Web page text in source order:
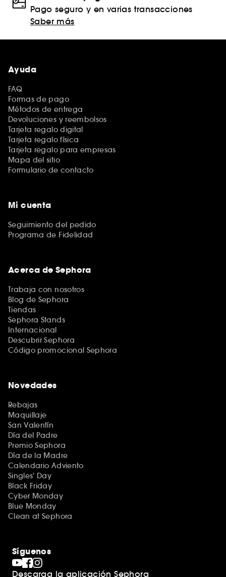
Pago seguro y en varias transacciones
Saber más
Ayuda
FAQ
Formas de pago
Métodos de entrega
Devoluciones y reembolsos
Tarjeta regalo digital
Tarjeta regalo física
Tarjeta regalo para empresas
Mapa del sitio
Formulario de contacto
Mi cuenta
Seguimiento del pedido
Programa de Fidelidad
Acerca de Sephora
Trabaja con nosotros
Blog de Sephora
Tiendas
Sephora Stands
Internacional
Descubrir Sephora
Código promocional Sephora
Novedades
Rebajas
Maquillaje
San Valentín
Día del Padre
Premio Sephora
Día de la Madre
Calendario Adviento
Singles' Day
Black Friday
Cyber Monday
Blue Monday
Clean at Sephora
Síguenos
Descarga la aplicación Sephora